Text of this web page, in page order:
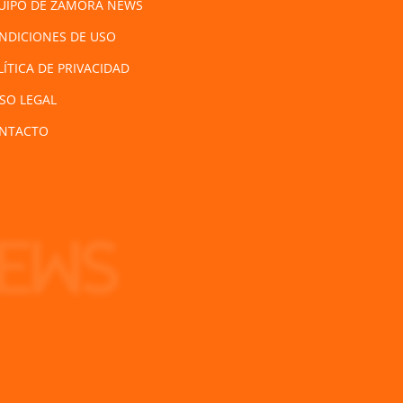
DE ZAMORA NEWS
DE USO
DE PRIVACIDAD
LEGAL